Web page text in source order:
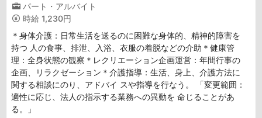
パート・アルバイト
時給 1,230円
＊身体介護：日常生活を送るのに困難な身体的、精神的障害を
持つ 人の食事、排泄、入浴、衣服の着脱などの介助＊健康管
理：全身状態の観察＊レクリエーション企画運営：年間行事の
企画、リラクゼーション＊介護指導：生活、身上、介護方法に
関する相談にのり、アドバイ スや指導を行なう。 「変更範囲：
適性に応じ、法人の指示する業務への異動を 命じることがあ
る。」